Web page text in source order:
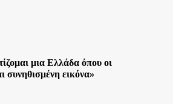
μια Ελλάδα όπου οι
συνηθισμένη εικόνα»